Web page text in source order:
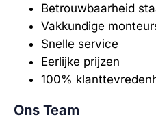
Betrouwbaarheid
Vakkundige
Snelle service
Eerlijke prijzen
100%
Ons Team